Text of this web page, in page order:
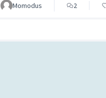
Momodus 2